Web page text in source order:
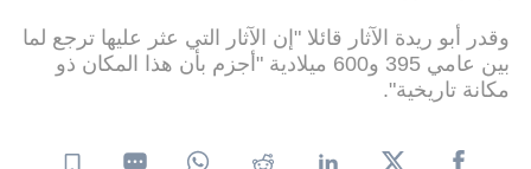
وقدر أبو ريدة الآثار قائلا "إن الآثار التي عثر عليها ترجع لما
بين عامي 395 و600 ميلادية "أجزم بأن هذا المكان ذو
مكانة تاريخية".